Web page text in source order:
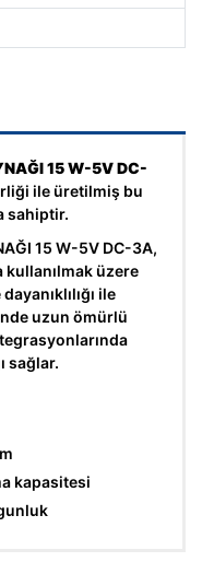
15 W-5V DC-
ile üretilmiş bu
sahiptir.
15 W-5V DC-3A,
üzere
ile
uzun ömürlü
sağlar.
kapasitesi